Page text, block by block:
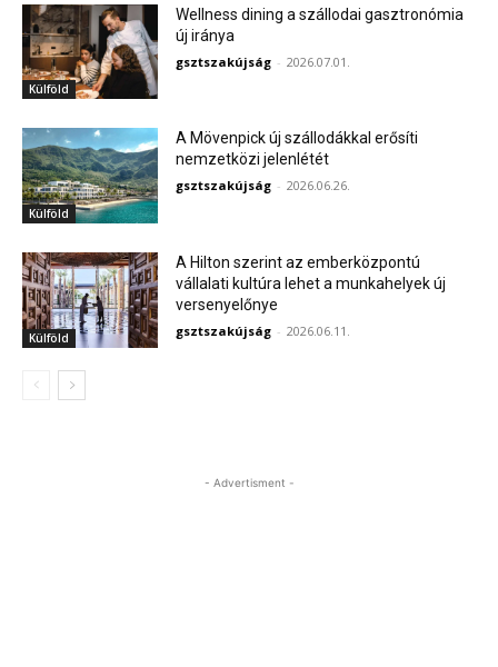
Külföld
Wellness dining a szállodai gasztronómia
új iránya
gsztszakújság - 2026.07.01.
Külföld
A Mövenpick új szállodákkal erősíti
nemzetközi jelenlétét
gsztszakújság - 2026.06.26.
Külföld
A Hilton szerint az emberközpontú
vállalati kultúra lehet a munkahelyek új
versenyelőnye
gsztszakújság - 2026.06.11.
- Advertisment -